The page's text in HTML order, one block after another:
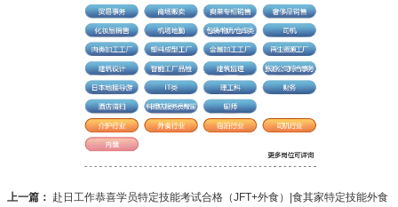
上一篇： 赴日工作恭喜学员特定技能考试合格（JFT+外食）|食其家特定技能外食